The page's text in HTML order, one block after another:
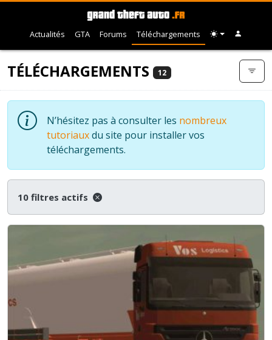
Actualités GTA Forums Téléchargements
TÉLÉCHARGEMENTS 12
N’hésitez pas à consulter les nombreux
tutoriauxdu site pour installer vos
téléchargements.
10 filtres actifs